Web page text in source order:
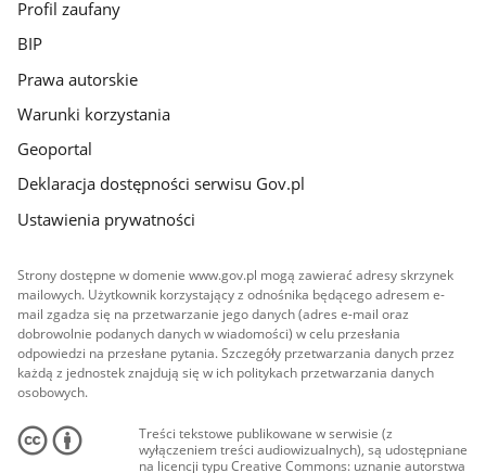
Profil zaufany
BIP
Prawa autorskie
Warunki korzystania
Geoportal
Deklaracja dostępności serwisu Gov.pl
Ustawienia prywatności
Strony dostępne w domenie www.gov.pl mogą zawierać adresy skrzynek
mailowych. Użytkownik korzystający z odnośnika będącego adresem e-
mail zgadza się na przetwarzanie jego danych (adres e-mail oraz
dobrowolnie podanych danych w wiadomości) w celu przesłania
odpowiedzi na przesłane pytania. Szczegóły przetwarzania danych przez
każdą z jednostek znajdują się w ich politykach przetwarzania danych
osobowych.
Treści tekstowe publikowane w serwisie (z
wyłączeniem treści audiowizualnych), są udostępniane
na licencji typu Creative Commons: uznanie autorstwa